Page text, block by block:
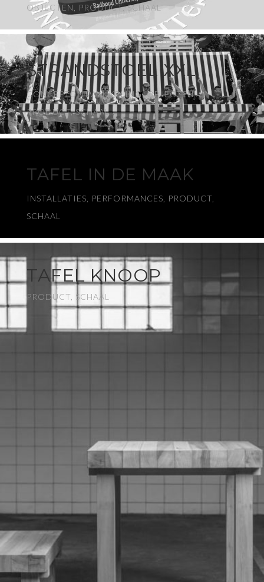
OBJECTEN, PRODUCT, SCHAAL
STRANDSTOEL XXL
CONCEPTONTWIKKELING, OBJECTEN,
PRODUCT, SCHAAL
TAFEL IN DE MAAK
INSTALLATIES, PERFORMANCES, PRODUCT,
SCHAAL
TAFEL KNOOP
PRODUCT, SCHAAL